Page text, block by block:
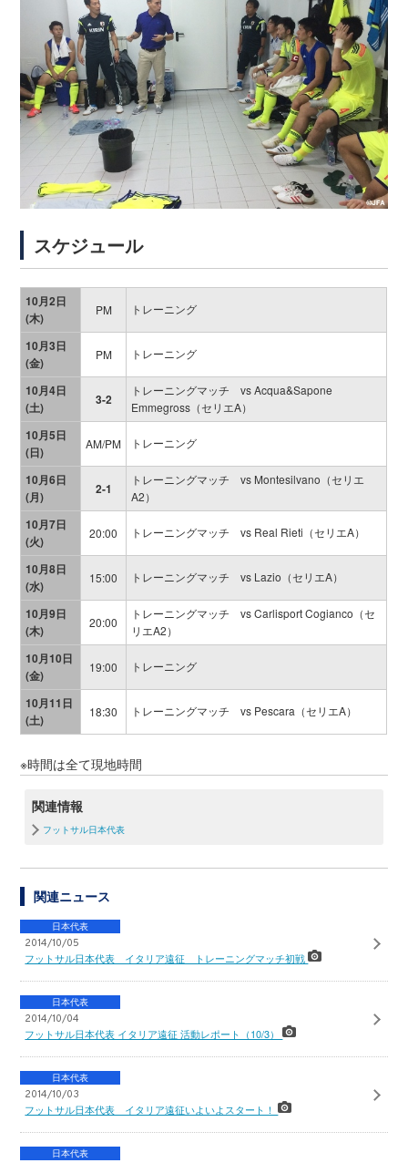
スケジュール
10月2日
(木)
PM トレーニング
10月3日
(金)
PM トレーニング
10月4日
(土)
3-2
トレーニングマッチ vs Acqua&Sapone
Emmegross（セリエA）
10月5日
(日)
AM/PM トレーニング
10月6日
(月)
2-1
トレーニングマッチ vs Montesilvano（セリエ
A2）
10月7日
(火)
20:00 トレーニングマッチ vs Real Rieti（セリエA）
10月8日
(水)
15:00 トレーニングマッチ vs Lazio（セリエA）
10月9日
(木)
20:00
トレーニングマッチ vs Carlisport Cogianco（セ
リエA2）
10月10日
(金)
19:00 トレーニング
10月11日
(土)
18:30 トレーニングマッチ vs Pescara（セリエA）
※時間は全て現地時間
関連情報
フットサル日本代表
関連ニュース
日本代表
2014/10/05
フットサル日本代表 イタリア遠征 トレーニングマッチ初戦
日本代表
2014/10/04
フットサル日本代表 イタリア遠征 活動レポート（10/3）
日本代表
2014/10/03
フットサル日本代表 イタリア遠征いよいよスタート！
日本代表